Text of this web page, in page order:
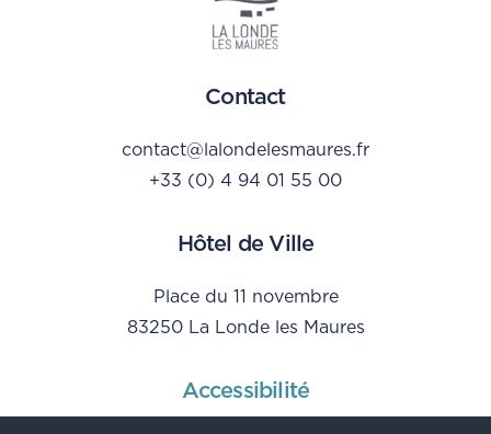
Hôtel de Ville
Place du 11 novembre
83250 La Londe les Maures
Contact
contact@lalondelesmaures.fr
+33 (0) 4 94 01 55 00
Accessibilité